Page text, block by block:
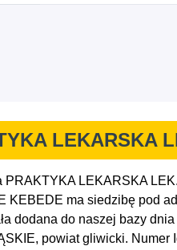
LEKARSKA
PRAKTYKA LEKARSKA
KEBEDE ma siedzibę pod
dodana do naszej bazy
powiat gliwicki. Numer